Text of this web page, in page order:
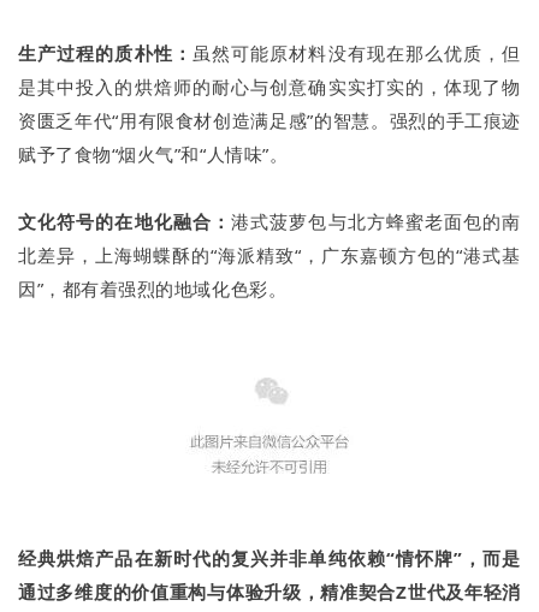
生产过程的质朴性： 虽然可能原材料没有现在那么优质，但
是其中投入的烘焙师的耐心与创意确实实打实的，体现了物
资匮乏年代“用有限食材创造满足感”的智慧。强烈的手工痕迹
赋予了食物“烟火气”和“人情味”。
文化符号的在地化融合：港式菠萝包与北方蜂蜜老面包的南
北差异，上海蝴蝶酥的“海派精致“，广东嘉顿方包的“港式基
因”，都有着强烈的地域化色彩。
经典烘焙产品在新时代的复兴并非单纯依赖“情怀牌”，而是
通过多维度的价值重构与体验升级，精准契合Z世代及年轻消